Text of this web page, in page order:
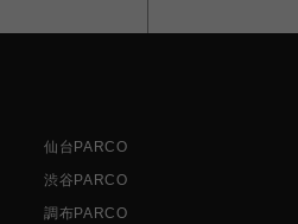
仙台PARCO
渋谷PARCO
調布PARCO